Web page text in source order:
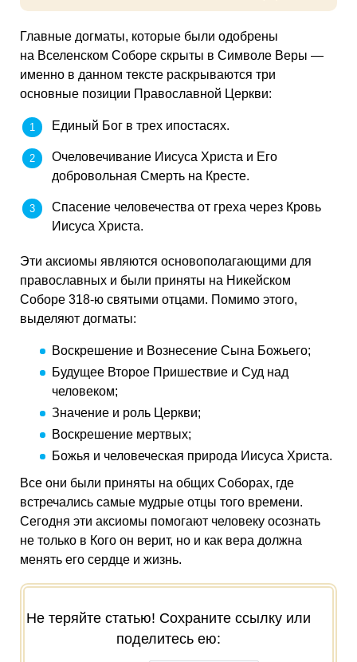
Главные догматы, которые были одобрены
на Вселенском Соборе скрыты в Символе Веры —
именно в данном тексте раскрываются три
основные позиции Православной Церкви:
Единый Бог в трех ипостасях.
Очеловечивание Иисуса Христа и Его
добровольная Смерть на Кресте.
Спасение человечества от греха через Кровь
Иисуса Христа.
Эти аксиомы являются основополагающими для
православных и были приняты на Никейском
Соборе 318-ю святыми отцами. Помимо этого,
выделяют догматы:
Воскрешение и Вознесение Сына Божьего;
Будущее Второе Пришествие и Суд над
человеком;
Значение и роль Церкви;
Воскрешение мертвых;
Божья и человеческая природа Иисуса Христа.
Все они были приняты на общих Соборах, где
встречались самые мудрые отцы того времени.
Сегодня эти аксиомы помогают человеку осознать
не только в Кого он верит, но и как вера должна
менять его сердце и жизнь.
Не теряйте статью! Сохраните ссылку или
поделитесь ею: